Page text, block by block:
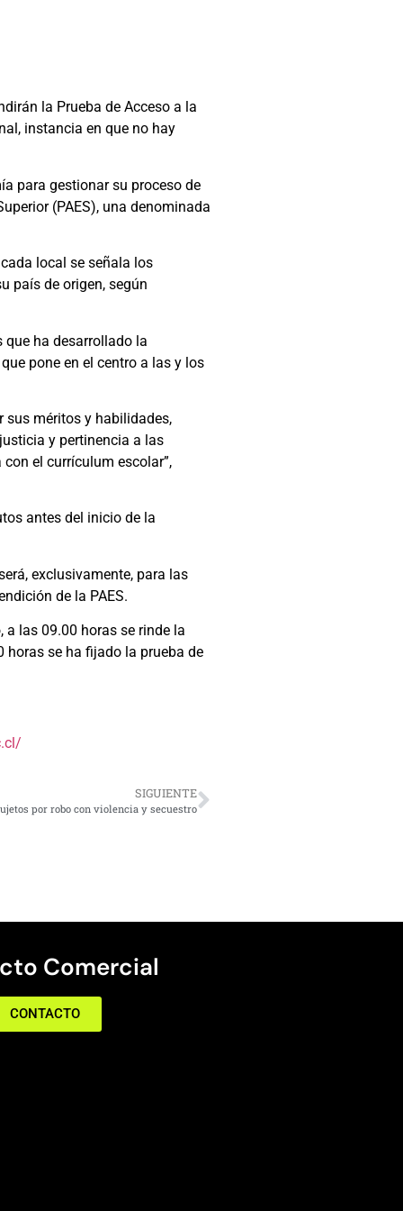
la Prueba de Acceso a la
instancia en que no hay
para gestionar su proceso de
(PAES), una denominada
local se señala los
país de origen, según
que ha desarrollado la
pone en el centro a las y los
sus méritos y habilidades,
y pertinencia a las
el currículum escolar”,
antes del inicio de la
exclusivamente, para las
de la PAES.
las 09.00 horas se rinde la
horas se ha fijado la prueba de
SIGUIENTE
por robo con violencia y secuestro
Comercial
CONTACTO